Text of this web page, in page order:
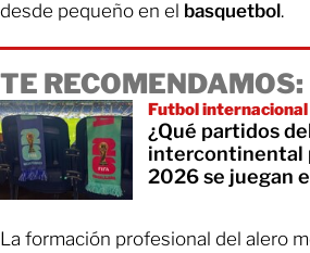
desde pequeño en el basquetbol.
TE RECOMENDAMOS:
Futbol internacional
¿Qué partidos
intercontinental
2026 se juegan
La formación profesional del alero